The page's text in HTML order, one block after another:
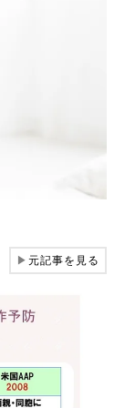
▶元記事を見る